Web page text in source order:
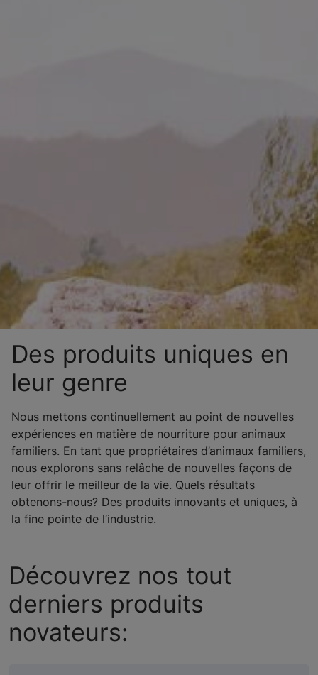
Des produits uniques en
leur genre
Nous mettons continuellement au point de nouvelles
expériences en matière de nourriture pour animaux
familiers. En tant que propriétaires d’animaux familiers,
nous explorons sans relâche de nouvelles façons de
leur offrir le meilleur de la vie. Quels résultats
obtenons-nous? Des produits innovants et uniques, à
la fine pointe de l’industrie.
Découvrez nos tout
derniers produits
novateurs: